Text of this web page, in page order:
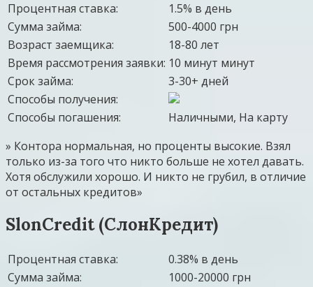
Процентная ставка:
1.5% в день
Сумма займа:
500-4000 грн
Возраст заемщика:
18-80 лет
Время рассмотрения заявки: 10 минут минут
Срок займа:
3-30+ дней
Способы получения:
Способы погашения:
Наличными, На карту
» Контора нормальная, но проценты высокие. Взял
только из-за того что никто больше не хотел давать.
Хотя обслужили хорошо. И никто не грубил, в отличие
от остальных кредитов»
SlonCredit (СлонКредит)
Процентная ставка:
0.38% в день
Сумма займа:
1000-20000 грн